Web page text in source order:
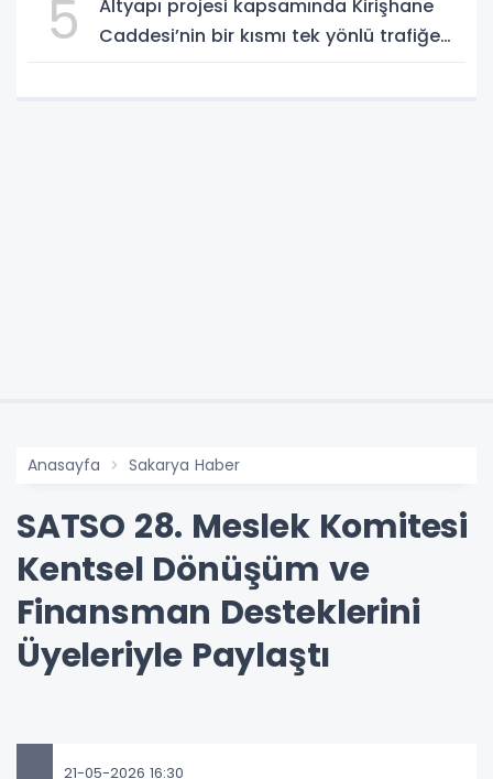
5
Altyapı projesi kapsamında Kirişhane
Caddesi’nin bir kısmı tek yönlü trafiğe
Anasayfa Sakarya Haber
SATSO 28. Meslek Komitesi
Kentsel Dönüşüm ve
Finansman Desteklerini
Üyeleriyle Paylaştı
21-05-2026 16:30